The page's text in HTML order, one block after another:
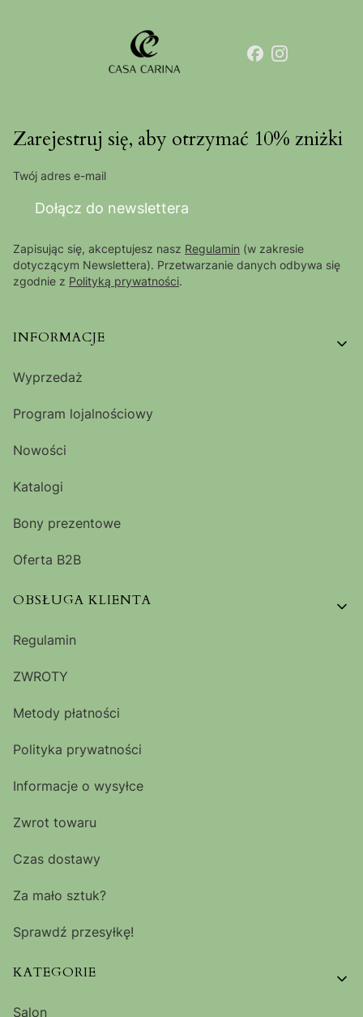
Zarejestruj się, aby otrzymać 10% zniżki
Twój adres e-mail
Dołącz do newslettera
Zapisując się, akceptujesz nasz Regulamin (w zakresie
dotyczącym Newslettera). Przetwarzanie danych odbywa się
zgodnie z Polityką prywatności.
Linki w stopce
INFORMACJE
Wyprzedaż
Program lojalnościowy
Nowości
Katalogi
Bony prezentowe
Oferta B2B
OBSŁUGA KLIENTA
Regulamin
ZWROTY
Metody płatności
Polityka prywatności
Informacje o wysyłce
Zwrot towaru
Czas dostawy
Za mało sztuk?
Sprawdź przesyłkę!
KATEGORIE
Salon